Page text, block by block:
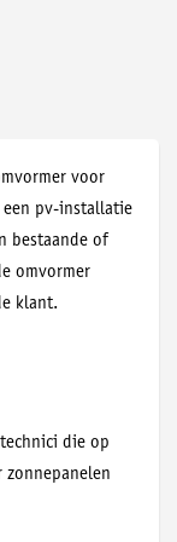
voor
een pv-installatie
bestaande of
omvormer
klant.
die op
zonnepanelen